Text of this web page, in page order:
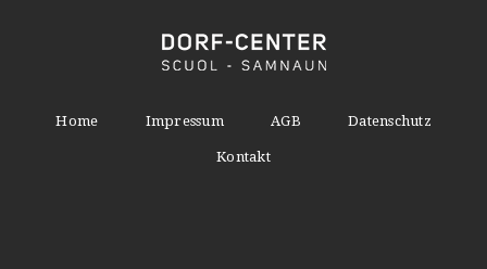
Home Impressum AGB Datenschutz
Kontakt